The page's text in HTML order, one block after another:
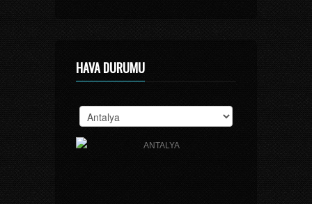
HAVA DURUMU